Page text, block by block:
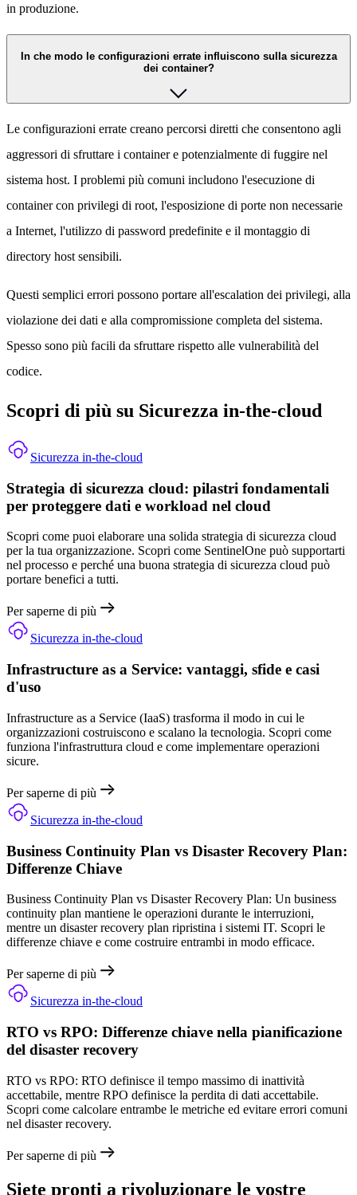
in produzione.
In che modo le configurazioni errate influiscono sulla sicurezza
dei container?
Le configurazioni errate creano percorsi diretti che consentono agli
aggressori di sfruttare i container e potenzialmente di fuggire nel
sistema host. I problemi più comuni includono l'esecuzione di
container con privilegi di root, l'esposizione di porte non necessarie
a Internet, l'utilizzo di password predefinite e il montaggio di
directory host sensibili.
Questi semplici errori possono portare all'escalation dei privilegi, alla
violazione dei dati e alla compromissione completa del sistema.
Spesso sono più facili da sfruttare rispetto alle vulnerabilità del
codice.
Scopri di più su Sicurezza in-the-cloud
Sicurezza in-the-cloud
Strategia di sicurezza cloud: pilastri fondamentali
per proteggere dati e workload nel cloud
Scopri come puoi elaborare una solida strategia di sicurezza cloud
per la tua organizzazione. Scopri come SentinelOne può supportarti
nel processo e perché una buona strategia di sicurezza cloud può
portare benefici a tutti.
Per saperne di più
Sicurezza in-the-cloud
Infrastructure as a Service: vantaggi, sfide e casi
d'uso
Infrastructure as a Service (IaaS) trasforma il modo in cui le
organizzazioni costruiscono e scalano la tecnologia. Scopri come
funziona l'infrastruttura cloud e come implementare operazioni
sicure.
Per saperne di più
Sicurezza in-the-cloud
Business Continuity Plan vs Disaster Recovery Plan:
Differenze Chiave
Business Continuity Plan vs Disaster Recovery Plan: Un business
continuity plan mantiene le operazioni durante le interruzioni,
mentre un disaster recovery plan ripristina i sistemi IT. Scopri le
differenze chiave e come costruire entrambi in modo efficace.
Per saperne di più
Sicurezza in-the-cloud
RTO vs RPO: Differenze chiave nella pianificazione
del disaster recovery
RTO vs RPO: RTO definisce il tempo massimo di inattività
accettabile, mentre RPO definisce la perdita di dati accettabile.
Scopri come calcolare entrambe le metriche ed evitare errori comuni
nel disaster recovery.
Per saperne di più
Siete pronti a rivoluzionare le vostre